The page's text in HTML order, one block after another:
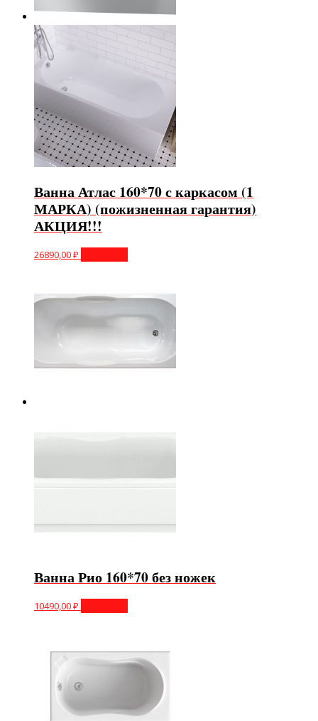
Ванна Атлас 160*70 с каркасом (1
МАРКА) (пожизненная гарантия)
АКЦИЯ!!!
26890,00₽
Ванна Рио 160*70 без ножек
10490,00₽